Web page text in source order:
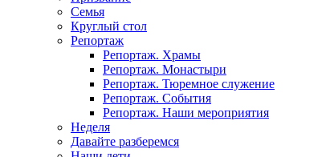
Семья
Круглый стол
Репортаж
Репортаж. Храмы
Репортаж. Монастыри
Репортаж. Тюремное служение
Репортаж. События
Репортаж. Наши мероприятия
Неделя
Давайте разберемся